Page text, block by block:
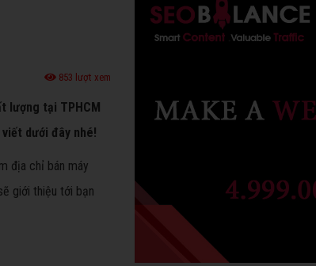
853 lượt xem
lượng tại TPHCM
dưới đây nhé!
địa chỉ bán máy
giới thiệu tới bạn